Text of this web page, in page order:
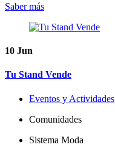
Saber más
10 Jun
Tu Stand Vende
Eventos y Actividades
Comunidades
Sistema Moda